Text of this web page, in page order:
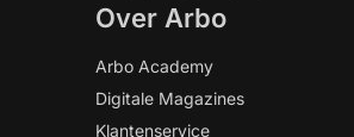
Over Arbo
Arbo Academy
Digitale Magazines
Klantenservice